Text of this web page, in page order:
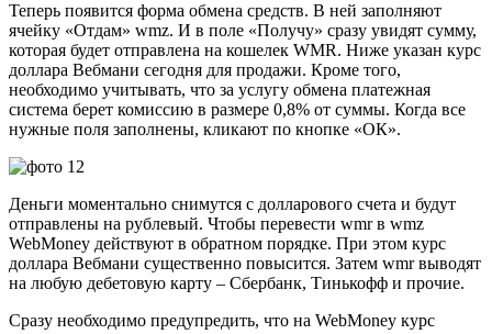
Теперь появится форма обмена средств. В ней заполняют
ячейку «Отдам» wmz. И в поле «Получу» сразу увидят сумму,
которая будет отправлена на кошелек WMR. Ниже указан курс
доллара Вебмани сегодня для продажи. Кроме того,
необходимо учитывать, что за услугу обмена платежная
система берет комиссию в размере 0,8% от суммы. Когда все
нужные поля заполнены, кликают по кнопке «ОК».
Деньги моментально снимутся с долларового счета и будут
отправлены на рублевый. Чтобы перевести wmr в wmz
WebMoney действуют в обратном порядке. При этом курс
доллара Вебмани существенно повысится. Затем wmr выводят
на любую дебетовую карту – Сбербанк, Тинькофф и прочие.
Сразу необходимо предупредить, что на WebMoney курс